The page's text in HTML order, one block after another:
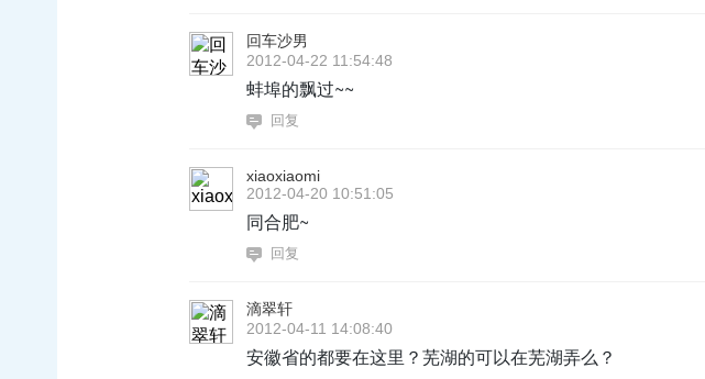
回车沙男
2012-04-22 11:54:48
蚌埠的飘过~~
回复
xiaoxiaomi
2012-04-20 10:51:05
同合肥~
回复
滴翠轩
2012-04-11 14:08:40
安徽省的都要在这里？芜湖的可以在芜湖弄么？